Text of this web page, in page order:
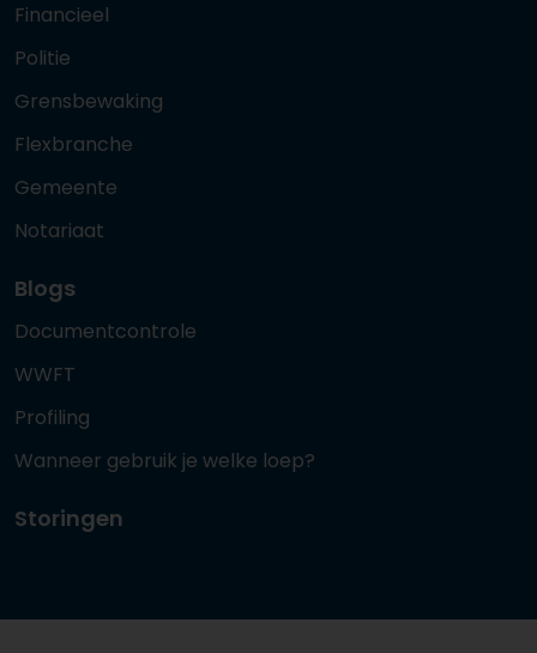
Financieel
Politie
Grensbewaking
Flexbranche
Gemeente
Notariaat
Blogs
Documentcontrole
WWFT
Profiling
Wanneer gebruik je welke loep?
Storingen